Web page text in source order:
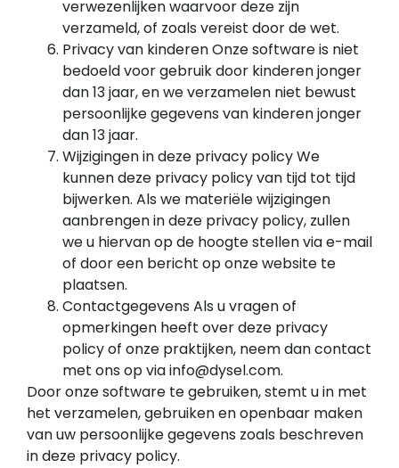
verwezenlijken waarvoor deze zijn
verzameld, of zoals vereist door de wet.
Privacy van kinderen Onze software is niet
bedoeld voor gebruik door kinderen jonger
dan 13 jaar, en we verzamelen niet bewust
persoonlijke gegevens van kinderen jonger
dan 13 jaar.
Wijzigingen in deze privacy policy We
kunnen deze privacy policy van tijd tot tijd
bijwerken. Als we materiële wijzigingen
aanbrengen in deze privacy policy, zullen
we u hiervan op de hoogte stellen via e-mail
of door een bericht op onze website te
plaatsen.
Contactgegevens Als u vragen of
opmerkingen heeft over deze privacy
policy of onze praktijken, neem dan contact
met ons op via info@dysel.com.
Door onze software te gebruiken, stemt u in met
het verzamelen, gebruiken en openbaar maken
van uw persoonlijke gegevens zoals beschreven
in deze privacy policy.